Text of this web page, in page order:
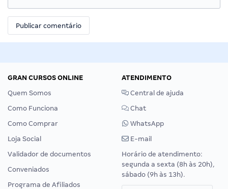
GRAN CURSOS ONLINE
Quem Somos
Como Funciona
Como Comprar
Loja Social
Validador de documentos
Conveniados
Programa de Afiliados
ATENDIMENTO
Central de ajuda
Chat
WhatsApp
E-mail
Horário de atendimento:
segunda a sexta (8h às 20h),
sábado (9h às 13h).